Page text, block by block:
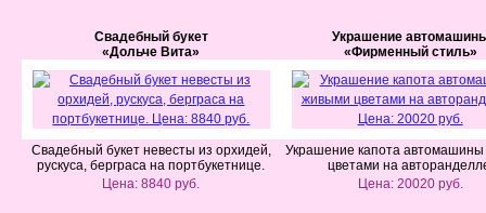
Свадебный букет
«Дольче Вита»
Свадебный букет невесты из орхидей,
рускуса, берграса на портбукетнице.
Цена: 8840 руб.
Украшение
«Фирменный стиль»
Украшение капота
цветами на
Цена: 20020 руб.